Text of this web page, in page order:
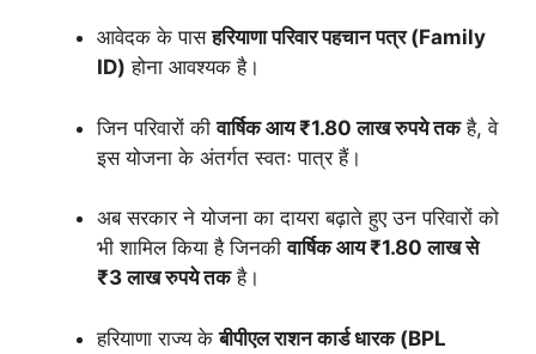
आवेदक के पासहरियाणा परिवार पहचान पत्र (Family
ID) होना आवश्यक है।
जिन परिवारों कीवार्षिक आय ₹1.80 लाख रुपये तकहै, वे
इस योजना के अंतर्गत स्वतः पात्र हैं।
अब सरकार ने योजना का दायरा बढ़ाते हुए उन परिवारों को
भी शामिल किया है जिनकीवार्षिक आय ₹1.80 लाख से
₹3 लाख रुपये तकहै।
हरियाणा राज्य केबीपीएल राशन कार्ड धारक (BPL